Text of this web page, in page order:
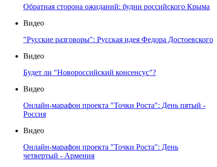
Обратная сторона ожиданий: будни российского Крыма
Видео
"Русские разговоры": Русская идея Федора Достоевского
Видео
Будет ли "Новороссийский консенсус"?
Видео
Онлайн-марафон проекта "Точки Роста": День пятый -
Россия
Видео
Онлайн-марафон проекта "Точки Роста": День
четвертый - Армения